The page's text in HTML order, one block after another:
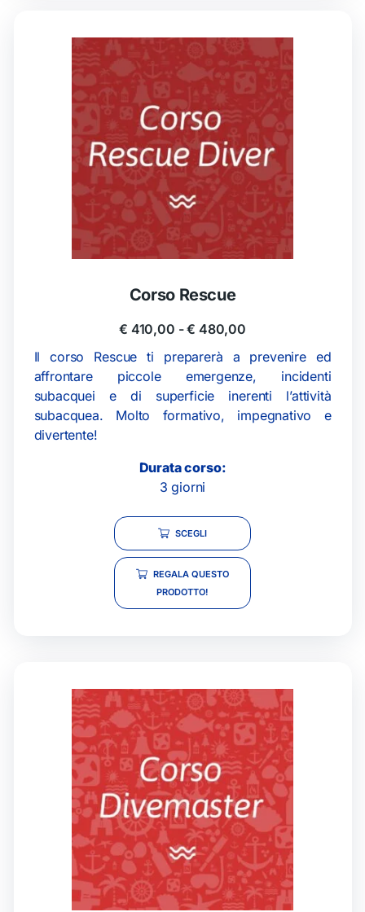
Corso Rescue
€ 410,00 -€ 480,00
Il corso Rescue ti preparerà a prevenire ed
affrontare piccole emergenze, incidenti
subacquei e di superficie inerenti l’attività
subacquea. Molto formativo, impegnativo e
divertente!
Durata corso:
3 giorni
SCEGLI
REGALA QUESTO
PRODOTTO!